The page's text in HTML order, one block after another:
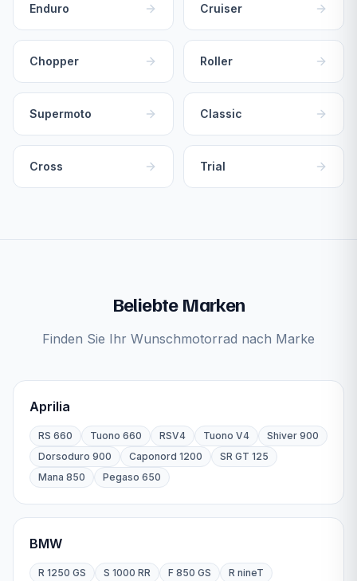
Enduro Cruiser
Chopper Roller
Supermoto Classic
Cross Trial
Beliebte Marken
Finden Sie Ihr Wunschmotorrad nach Marke
Aprilia
RS 660 Tuono 660 RSV4 Tuono V4
Shiver 900
Dorsoduro 900
Caponord 1200
SR GT 125
Mana 850
Pegaso 650
BMW
R 1250 GS S 1000 RR F 850 GS
R nineT